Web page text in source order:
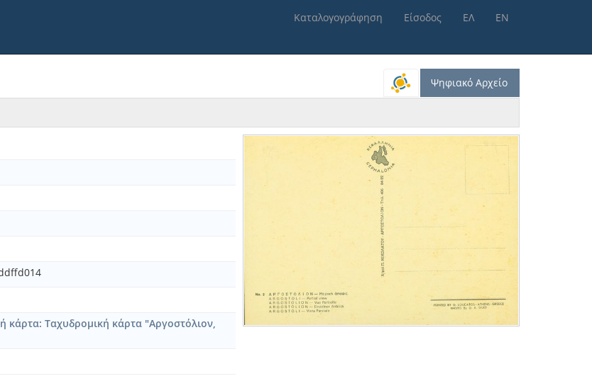
Καταλογογράφηση Είσοδος ΕΛ ΕΝ
Ψηφιακό Αρχείο
κάρτα: Ταχυδρομική κάρτα "Αργοστόλιον,